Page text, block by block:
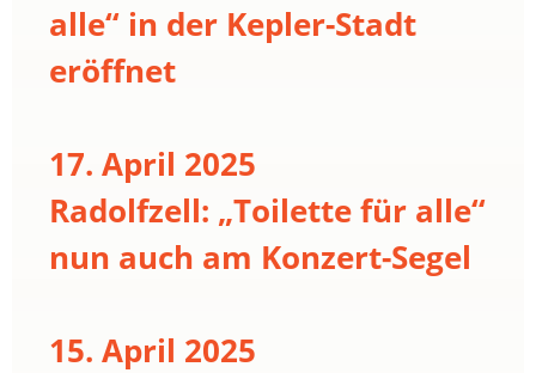
alle“ in der Kepler-Stadt
eröffnet
17. April 2025
Radolfzell: „Toilette für alle“
nun auch am Konzert-Segel
15. April 2025